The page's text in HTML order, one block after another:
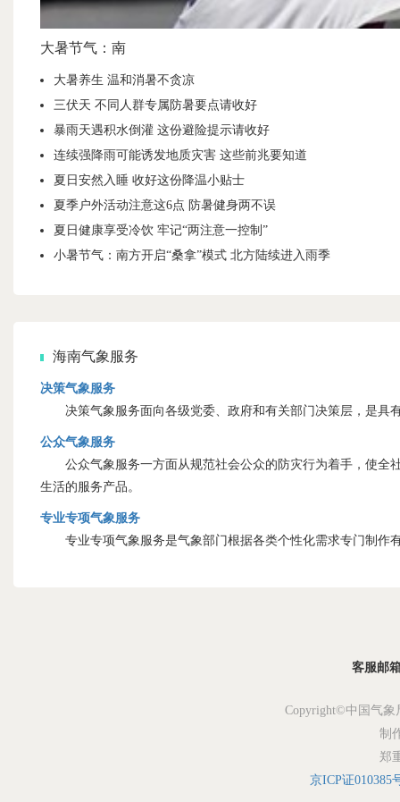
大暑节气：南
大暑养生 温和消暑不贪凉
三伏天 不同人群专属防暑要点请收好
暴雨天遇积水倒灌 这份避险提示请收好
连续强降雨可能诱发地质灾害 这些前兆要知道
夏日安然入睡 收好这份降温小贴士
夏季户外活动注意这6点 防暑健身两不误
夏日健康享受冷饮 牢记“两注意一控制”
小暑节气：南方开启“桑拿”模式 北方陆续进入雨季
海南气象服务
决策气象服务
决策气象服务面向各级党委、政府和有关部门决策层，是具
公众气象服务
公众气象服务一方面从规范社会公众的防灾行为着手，使全
生活的服务产品。
专业专项气象服务
专业专项气象服务是气象部门根据各类个性化需求专门制作
客服邮
Copyright©中国气象
制
郑
京ICP证010385